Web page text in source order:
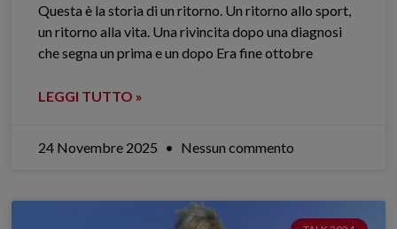
Questa è la storia di un ritorno. Un ritorno allo sport,
un ritorno alla vita. Una rivincita dopo una diagnosi
che segna un prima e un dopo Era fine ottobre
LEGGI TUTTO »
24 Novembre 2025 Nessun commento